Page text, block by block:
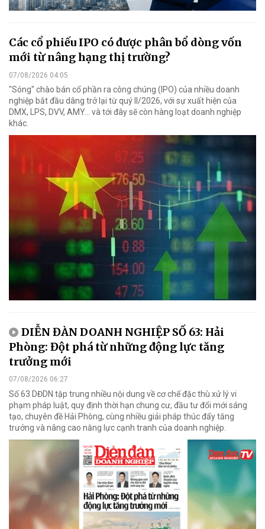
Các cổ phiếu IPO có được phân bổ dòng vốn
mới từ nâng hạng thị trường?
07/08/2026 04:05
"Sóng" chào bán cổ phần ra công chúng (IPO) của nhiều doanh
nghiệp bắt đầu dâng trở lại từ quý II/2026, với sự xuất hiện của
DMX, LPS, DVV, AMY... và tới đây sẽ còn hàng loạt doanh nghiệp
khác.
DIỄN ĐÀN DOANH NGHIỆP SỐ 63: Hải
Phòng: Đột phá từ những động lực tăng
trưởng mới
07/08/2026 06:27
Số 63 DĐDN tập trung nhiều nội dung về cơ chế đặc thù xử lý vi
phạm pháp luật, quy định thời hạn chung cư, đầu tư đổi mới sáng
tạo, chuyên đề Hải Phòng, cùng nhiều giải pháp thúc đẩy tăng
trưởng và nâng cao năng lực cạnh tranh của doanh nghiệp.